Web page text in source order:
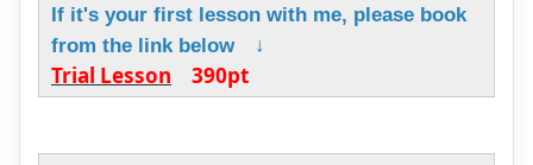
If it's your first lesson with me, please book
from the link below ↓
Trial Lesson 390pt